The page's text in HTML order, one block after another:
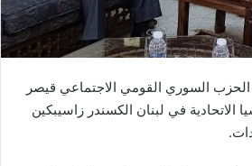
السوري القومي الاجتماعي قيصر
الاتحادية في لبنان الكسندر زاسيبكين